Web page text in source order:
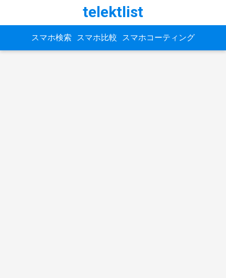
telektlist
スマホ検索 スマホ比較 スマホコーティング